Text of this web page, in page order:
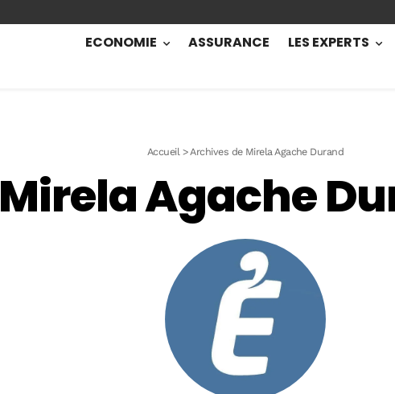
ECONOMIE ASSURANCE LES EXPERTS
Accueil>Archives de Mirela Agache Durand
Mirela Agache